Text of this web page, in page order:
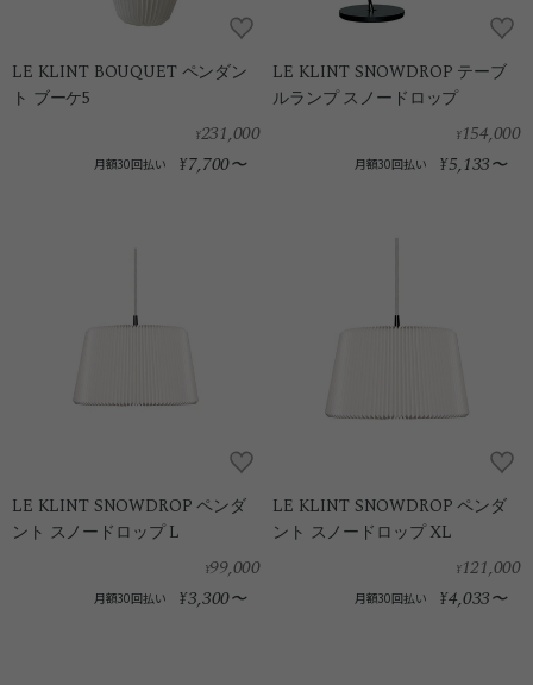
LE KLINT BOUQUET ペンダン
ト ブーケ5
¥231,000
月額30回払い ¥7,700〜
LE KLINT SNOWDROP テーブ
ルランプ スノードロップ
¥154,000
月額30回払い ¥5,133〜
LE KLINT SNOWDROP ペンダ
ント スノードロップ L
¥99,000
月額30回払い ¥3,300〜
LE KLINT SNOWDROP ペンダ
ント スノードロップ XL
¥121,000
月額30回払い ¥4,033〜